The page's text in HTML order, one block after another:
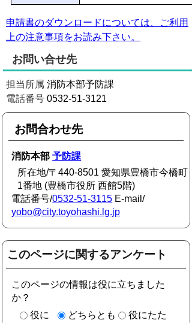
申請書のダウンロードについては、ご利用
上の注意事項をお読み下さい。
お問い合せ先
担当所属 消防本部予防課
電話番号 0532-51-3121
お問合わせ先
消防本部予防課
所在地/〒440-8501 愛知県豊橋市今橋町
1番地 (豊橋市役所 西館5階)
電話番号/0532-51-3115 E-mail/
yobo@city.toyohashi.lg.jp
このページに関するアンケート
このページの情報は役に立ちました
か？
役に
どちらとも
役にたた